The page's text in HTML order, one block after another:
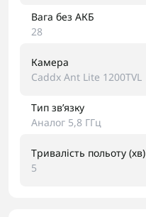
Вага без АКБ
28
Камера
Caddx Ant Lite 1200TVL
Тип звʼязку
Аналог 5,8 ГГц
Тривалість польоту (хв)
5